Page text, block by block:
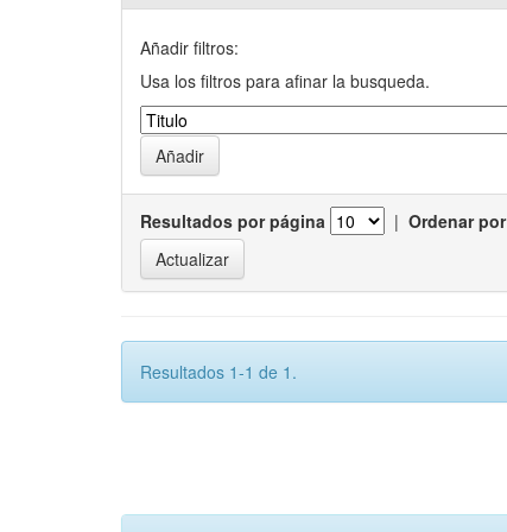
Añadir filtros:
Usa los filtros para afinar la busqueda.
Resultados por página | Ordenar por
Resultados 1-1 de 1.